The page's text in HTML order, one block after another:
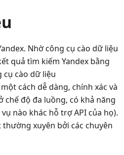
Nhờ công cụ cào dữ liệu
quả tìm kiếm Yandex bằng
cụ cào dữ liệu
cách dễ dàng, chính xác và
chế độ đa luồng, có khả năng
nào khác hỗ trợ API của họ).
xuyên bởi các chuyên